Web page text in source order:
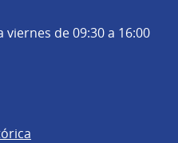
viernes de 09:30 a 16:00